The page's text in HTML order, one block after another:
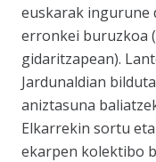
euskarak ingurune
erronkei buruzkoa (
gidaritzapean).
Jardunaldian
aniztasuna
Elkarrekin sortu
ekarpen kolektibo